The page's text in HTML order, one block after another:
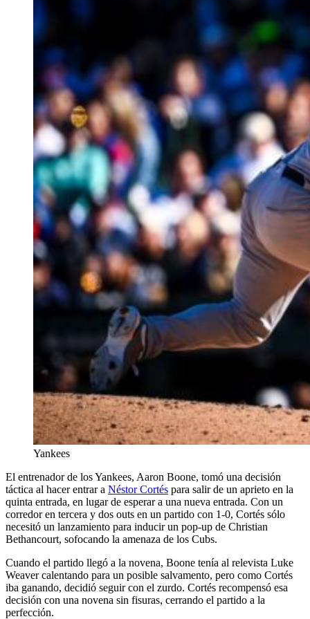
Yankees
El entrenador de los Yankees, Aaron Boone, tomó una decisión
táctica al hacer entrar a Néstor Cortés para salir de un aprieto en la
quinta entrada, en lugar de esperar a una nueva entrada. Con un
corredor en tercera y dos outs en un partido con 1-0, Cortés sólo
necesitó un lanzamiento para inducir un pop-up de Christian
Bethancourt, sofocando la amenaza de los Cubs.
Cuando el partido llegó a la novena, Boone tenía al relevista Luke
Weaver calentando para un posible salvamento, pero como Cortés
iba ganando, decidió seguir con el zurdo. Cortés recompensó esa
decisión con una novena sin fisuras, cerrando el partido a la
perfección.